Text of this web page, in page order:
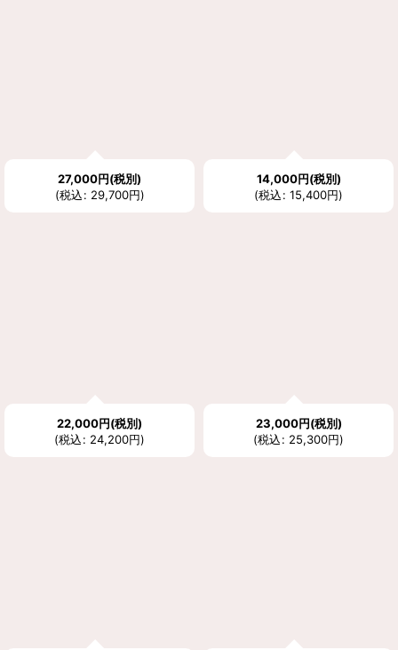
27,000円(税別)
(税込: 29,700円)
14,000円(税別)
(税込: 15,400円)
22,000円(税別)
(税込: 24,200円)
23,000円(税別)
(税込: 25,300円)